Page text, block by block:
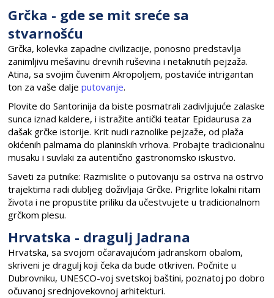
Grčka - gde se mit sreće sa
stvarnošću
Grčka, kolevka zapadne civilizacije, ponosno predstavlja
zanimljivu mešavinu drevnih ruševina i netaknutih pejzaža.
Atina, sa svojim čuvenim Akropoljem, postaviće intrigantan
ton za vaše daljeputovanje.
Plovite do Santorinija da biste posmatrali zadivljujuće zalaske
sunca iznad kaldere, i istražite antički teatar Epidaurusa za
dašak grčke istorije. Krit nudi raznolike pejzaže, od plaža
okićenih palmama do planinskih vrhova. Probajte tradicionalnu
musaku i suvlaki za autentično gastronomsko iskustvo.
Saveti za putnike: Razmislite o putovanju sa ostrva na ostrvo
trajektima radi dubljeg doživljaja Grčke. Prigrlite lokalni ritam
života i ne propustite priliku da učestvujete u tradicionalnom
grčkom plesu.
Hrvatska - dragulj Jadrana
Hrvatska, sa svojom očaravajućom jadranskom obalom,
skriveni je dragulj koji čeka da bude otkriven. Počnite u
Dubrovniku, UNESCO-voj svetskoj baštini, poznatoj po dobro
očuvanoj srednjovekovnoj arhitekturi.